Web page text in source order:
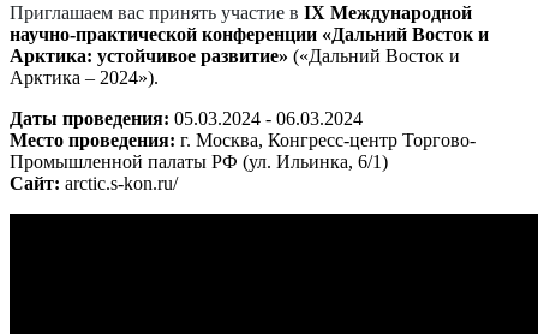
Приглашаем вас принять участие в IX Международной
научно-практической конференции «Дальний Восток и
Арктика: устойчивое развитие» («Дальний Восток и
Арктика – 2024»).
Даты проведения: 05.03.2024 - 06.03.2024
Место проведения: г. Москва, Конгресс-центр Торгово-
Промышленной палаты РФ (ул. Ильинка, 6/1)
Сайт: arctic.s-kon.ru/